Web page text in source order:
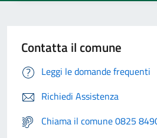
Contatta il comune
Leggi le domande frequenti
Richiedi Assistenza
Chiama il comune 0825